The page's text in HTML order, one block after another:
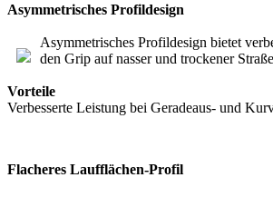
Asymmetrisches Profildesign
Asymmetrisches Profildesign bietet
den Grip auf nasser und trockener
Vorteile
Verbesserte Leistung bei Geradeaus- und
Flacheres Laufflächen-Profil